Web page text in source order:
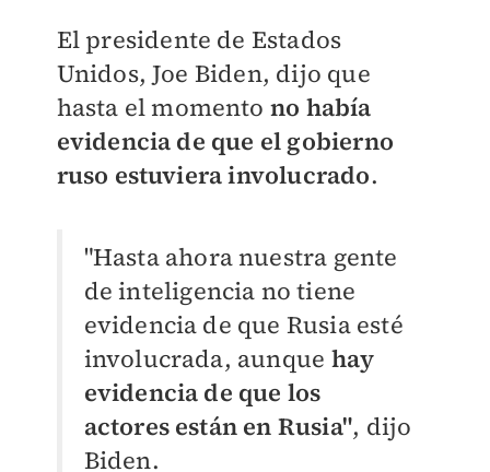
El presidente de Estados
Unidos, Joe Biden, dijo que
hasta el momento no había
evidencia de que el gobierno
ruso estuviera involucrado.
"Hasta ahora nuestra gente
de inteligencia no tiene
evidencia de que Rusia esté
involucrada, aunque hay
evidencia de que los
actores están en Rusia", dijo
Biden.